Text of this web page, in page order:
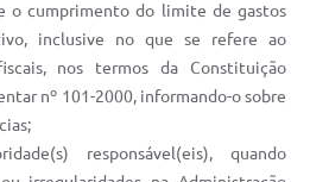
o cumprimento do limite de gastos
inclusive no que se refere ao
nos termos da Constituição
nº 101-2000, informando-o sobre
responsável(eis), quando